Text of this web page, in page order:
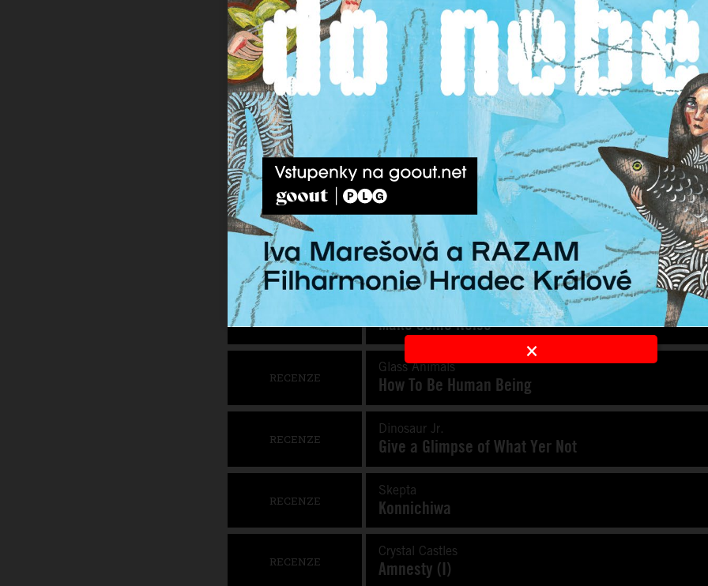
×
The Dead Daisies
Make Some Noise
RECENZE
Glass Animals
How To Be Human Being
RECENZE
Dinosaur Jr.
Give a Glimpse of What Yer Not
RECENZE
Skepta
Konnichiwa
RECENZE
Crystal Castles
Amnesty (I)